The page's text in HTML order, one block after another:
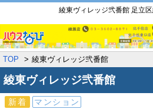
綾東ヴィレッジ弐番館 足立
TOP 綾東ヴィレッジ弐番館
綾東ヴィレッジ弐番館
新着 マンション